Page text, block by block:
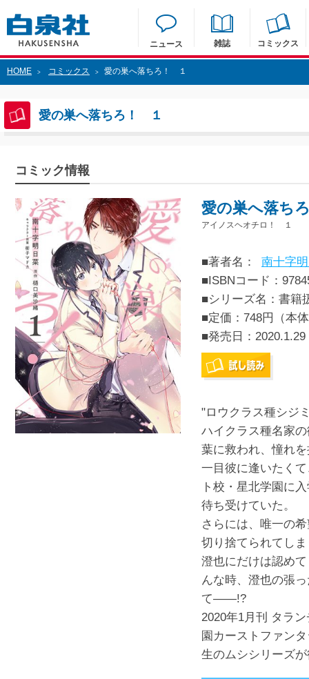
ニュース 雑誌 コミックス
HOME > コミックス > 愛の巣へ落ちろ！ １
愛の巣へ落ちろ！ １
コミック情報
愛の巣へ落ち
アイノスヘオチロ！ １
■著者名：
南十字
■ISBNコード：
■シリーズ名：書籍
■定価：748円（本
■発売日： 2020.1.29
"ロウクラス種シジ
ハイクラス種名家
葉に救われ、憧れ
一目彼に逢いたく
ト校・星北学園に
待ち受けていた。
さらには、唯一の
切り捨てられてし
澄也にだけは認め
んな時、澄也の張
て――!?
2020年1月刊 タラ
園カーストファン
生のムシシリーズ